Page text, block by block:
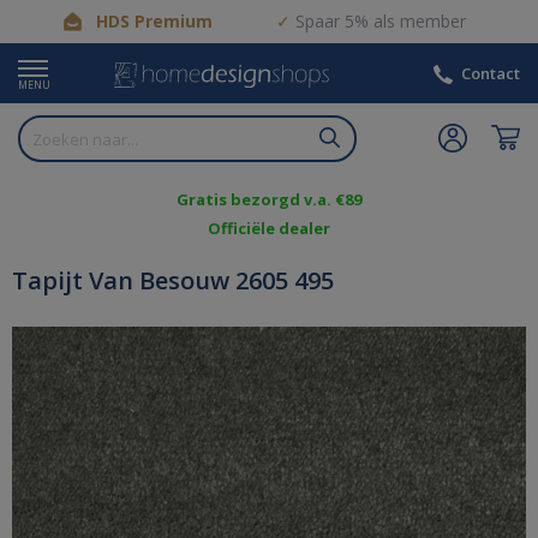
HDS Premium Spaar 5% als member
MENU
Contact
Gratis bezorgd v.a. €89
Officiële dealer
Tapijt Van Besouw 2605 495